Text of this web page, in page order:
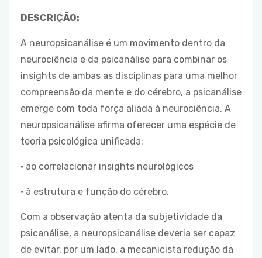
DESCRIÇÃO:
A neuropsicanálise é um movimento dentro da
neurociência e da psicanálise para combinar os
insights de ambas as disciplinas para uma melhor
compreensão da mente e do cérebro, a psicanálise
emerge com toda força aliada à neurociência. A
neuropsicanálise afirma oferecer uma espécie de
teoria psicológica unificada:
• ao correlacionar insights neurológicos
• à estrutura e função do cérebro.
Com a observação atenta da subjetividade da
psicanálise, a neuropsicanálise deveria ser capaz
de evitar, por um lado, a mecanicista redução da